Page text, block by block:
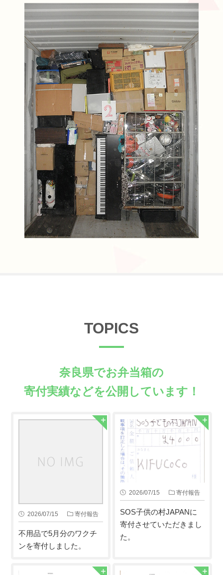
TOPICS
奈良県でお弁当箱の
寄付実績などを公開しています！
2026/07/15 寄付報告
不用品で5月分のワクチ
ンを寄付しました。
2026/07/15 寄付報告
SOS子供の村JAPANに
寄付させていただきまし
た。